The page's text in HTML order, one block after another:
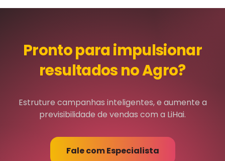
Pronto para impulsionar
resultados no Agro?
Estruture campanhas inteligentes, e aumente a
previsibilidade de vendas com a LiHai.
Fale com Especialista